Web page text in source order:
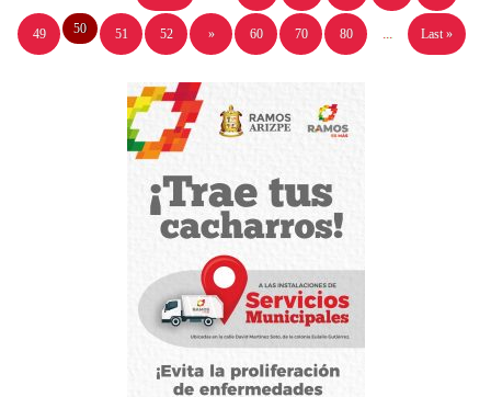
49 50 51 52 » 60 70 80 Last »